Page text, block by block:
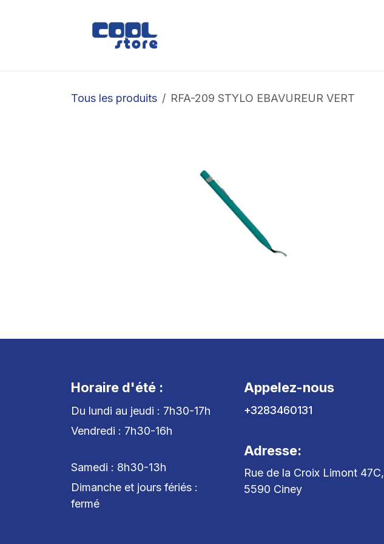
Tous les produits RFA-209 STYLO EBAVUREUR VERT
Horaire d'été :
Du lundi au jeudi : 7h30-17h
Vendredi : 7h30-16h
Samedi : 8h30-13h
Dimanche et jours fériés :
fermé
Appelez-nous
+3283460131
Adresse:
Rue de la Croix Limont 47C,
5590 Ciney